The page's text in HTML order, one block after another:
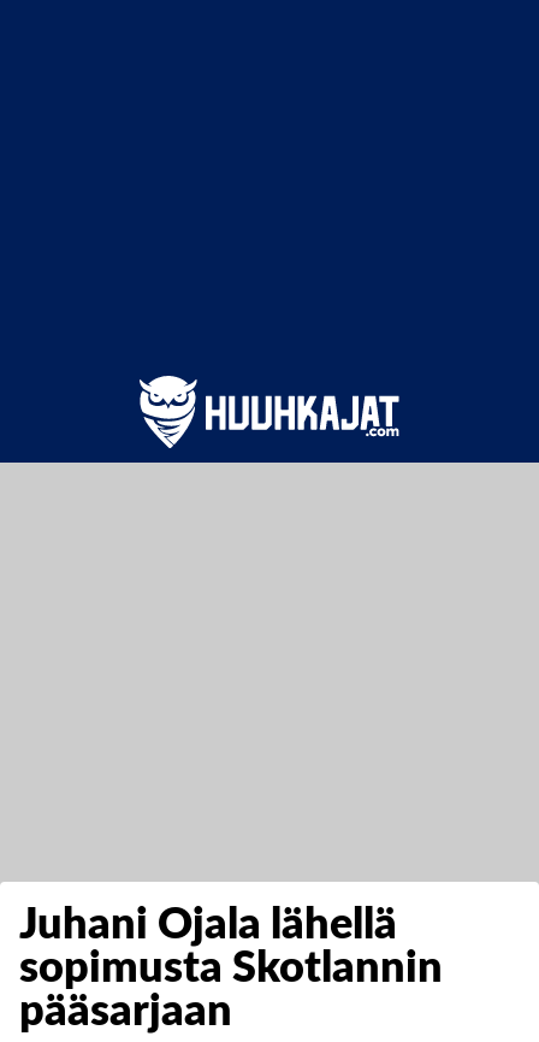
Juhani Ojala lähellä
sopimusta Skotlannin
pääsarjaan